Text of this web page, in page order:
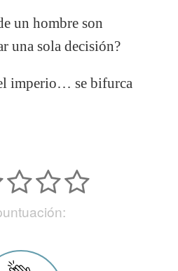
un hombre son
una sola decisión?
imperio… se bifurca